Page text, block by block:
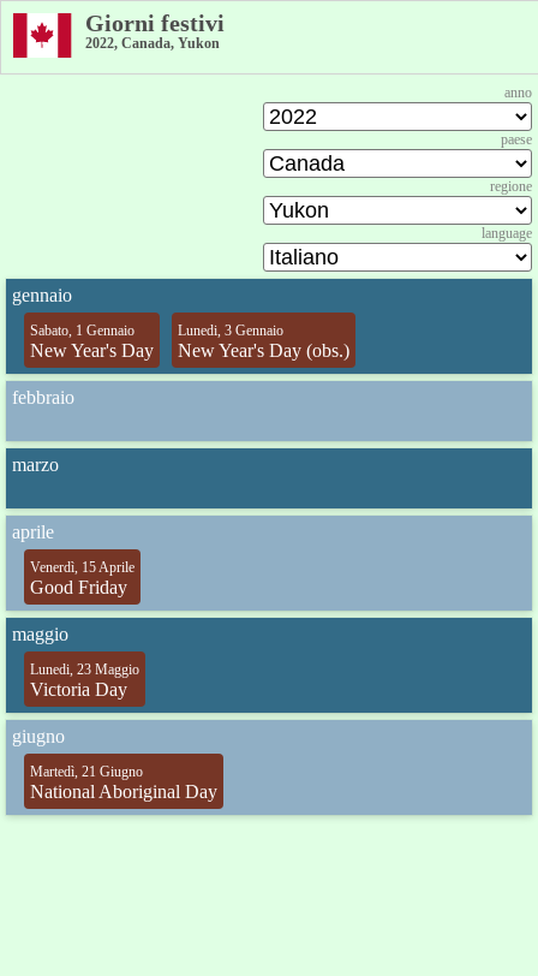
Giorni festivi
2022, Canada, Yukon
anno
paese
regione
language
gennaio
Sabato, 1 Gennaio
New Year's Day
Lunedi, 3 Gennaio
New Year's Day (obs.)
febbraio
marzo
aprile
Venerdì, 15 Aprile
Good Friday
maggio
Lunedi, 23 Maggio
Victoria Day
giugno
Martedì, 21 Giugno
National Aboriginal Day